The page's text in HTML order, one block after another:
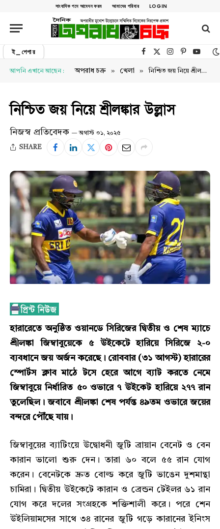
সাংবাদিক পদে আবেদন ফরম আমাদের পরিবার LOGIN
ই_পেপার Facebook
X (Twitter)Instagram
Pinterest
আপনি এখানে আছেন : অপরাধ চক্র » খেলা » নিশ্চিত জয় নিয়ে শ্রীলঙ্কার উল্লাস
নিশ্চিত জয় নিয়ে শ্রীলঙ্কার উল্লাস
নিজস্ব প্রতিবেদক অগাস্ট ৩১, ২০২৫
SHARE
হারারেতে অনুষ্ঠিত ওয়ানডে সিরিজের দ্বিতীয় ও শেষ ম্যাচে
শ্রীলঙ্কা জিম্বাবুয়েকে ৫ উইকেটে হারিয়ে সিরিজে ২-০
ব্যবধানে জয় অর্জন করেছে। রোববার (৩১ আগস্ট) হারারের
স্পোর্টস ক্লাব মাঠে টসে হেরে আগে ব্যাট করতে নেমে
জিম্বাবুয়ে নির্ধারিত ৫০ ওভারে ৭ উইকেট হারিয়ে ২৭৭ রান
তুলেছিল। জবাবে শ্রীলঙ্কা শেষ পর্যন্ত ৪৯তম ওভারে জয়ের
বন্দরে পৌঁছে যায়।
জিম্বাবুয়ের ব্যাটিংয়ে উদ্বোধনী জুটি ব্রায়ান বেনেট ও বেন
কারান ভালো শুরু দেন। তারা ৬০ বলে ৫৫ রান যোগ
করেন। বেনেটকে দ্রুত বোল্ড করে জুটি ভাঙেন দুশমান্থা
চামিরা। দ্বিতীয় উইকেটে কারান ও ব্রেন্ডন টেইলর ৬১ রান
যোগ করে দলের সংগ্রহকে শক্তিশালী করে। পরে শেন
উইলিয়ামসের সাথে ৩৪ রানের জুটি গড়ে কারানের ইনিংস